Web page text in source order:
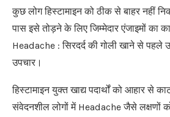
कुछ लोग हिस्टामाइन को ठीक से बाहर नहीं
पास इसे तोड़ने के लिए जिम्मेदार एंजाइमों का
Headache : सिरदर्द की गोली खाने से पहले
उपचार।
हिस्टामाइन युक्त खाद्य पदार्थों को आहार से
संवेदनशील लोगों में Headache जैसे लक्षणों